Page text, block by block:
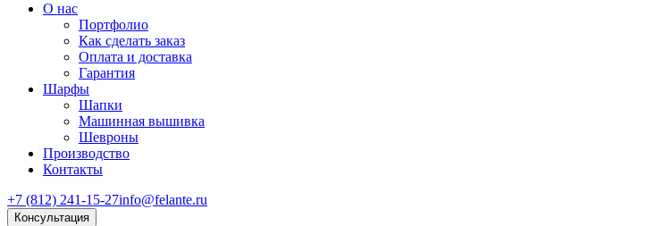
О нас
Портфолио
Как сделать заказ
Оплата и доставка
Гарантия
Шарфы
Шапки
Машинная вышивка
Шевроны
Производство
Контакты
+7 (812) 241-15-27info@felante.ru
Консультация